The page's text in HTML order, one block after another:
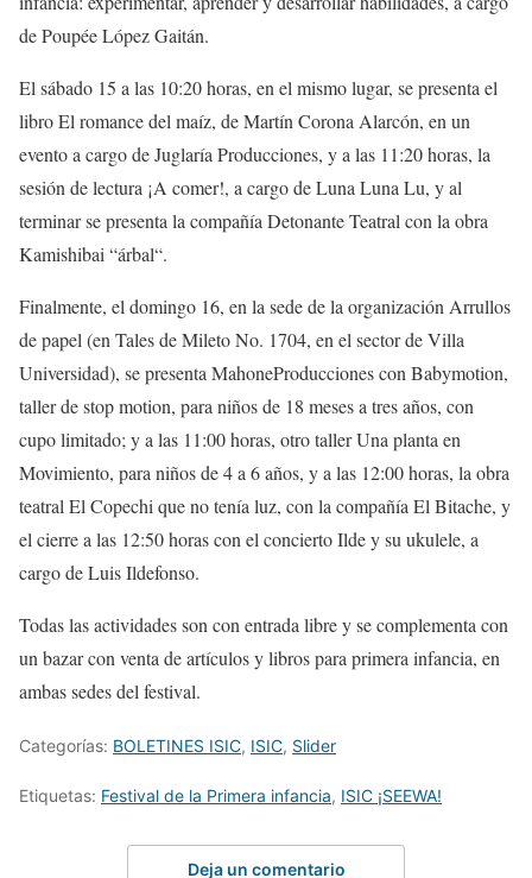
dePoupéeLópez Gaitán.
El sábado 15 a las 10:20 horas, en el mismo lugar, se presenta el
libroEl romance del maíz, de Martín Corona Alarcón, en un
evento a cargo de Juglaría Producciones, y a las 11:20 horas, la
sesión de lectura ¡A comer!, a cargo de Luna Luna Lu, y al
terminar se presenta la compañía Detonante Teatral con la obra
Kamishibai “árbal“.
Finalmente, el domingo 16, en la sede de la organización Arrullos
de papel (en Tales de Mileto No. 1704, en el sector de Villa
Universidad), se presenta MahoneProducciones con Babymotion,
taller de stopmotion, para niños de 18 meses a tres años, con
cupo limitado; ya las 11:00 horas, otro tallerUna planta en
Movimiento, para niños de 4 a 6 años, y a las 12:00 horas, la obra
teatral El Copechi que no tenía luz, con la compañía El Bitache, y
el cierre a las 12:50 horas con el conciertoIldey su ukulele, a
cargo de Luis Ildefonso.
Todas las actividades son con entrada libre yse complementa con
un bazar con venta de artículos y libros para primera infancia, en
ambas sedesdel festival.
Categorías: BOLETINES ISIC, ISIC, Slider
Etiquetas: Festival de la Primera infancia, ISIC ¡SEEWA!
Deja un comentario